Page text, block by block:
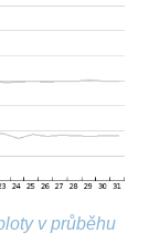
v průběhu